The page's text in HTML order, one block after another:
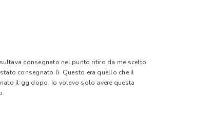
consegnato nel punto ritiro da me scelto
consegnato lì. Questo era quello che il
il gg dopo. Io volevo solo avere questa